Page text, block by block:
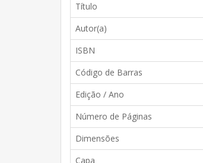
Título
Autor(a)
ISBN
Código de Barras
Edição / Ano
Número de Páginas
Dimensões
Capa